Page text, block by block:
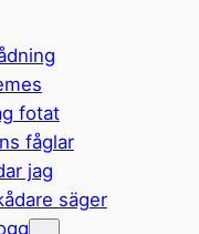
fotat
fåglar
jag
säger